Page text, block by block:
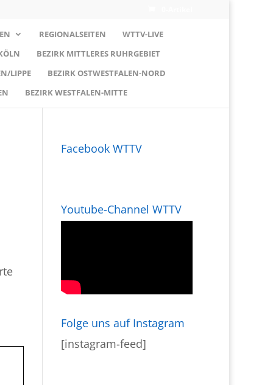
REGIONALSEITEN
WTTV-LIVE
BEZIRK MITTLERES RUHRGEBIET
LIPPE
BEZIRK OSTWESTFALEN-NORD
BEZIRK WESTFALEN-MITTE
Facebook WTTV
Youtube-Channel WTTV
Folge uns auf Instagram
[instagram-feed]